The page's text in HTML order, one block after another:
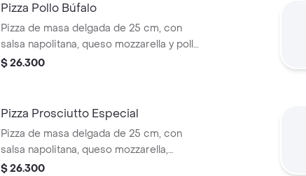
Pizza Pollo Búfalo
Pizza de masa delgada de 25 cm, con
salsa napolitana, queso mozzarella y pollo
buffalo (picante medio)
$ 26.300
Pizza Prosciutto Especial
Pizza de masa delgada de 25 cm, con
salsa napolitana, queso mozzarella,
prosciutto, manzana verde, rúgula y
$ 26.300